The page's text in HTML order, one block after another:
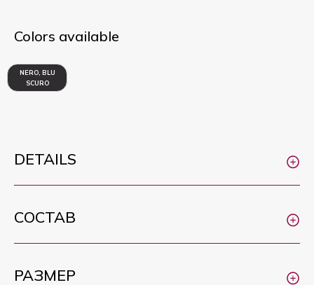
Colors available
NERO, BLU
SCURO
DETAILS
СОСТАВ
РАЗМЕР